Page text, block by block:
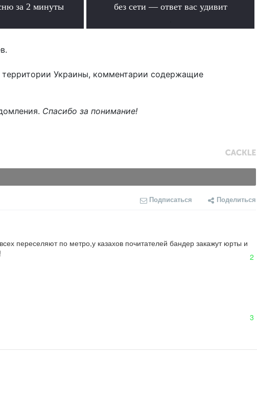
за 2 минуты
без сети — ответ вас удивит
Украины, комментарии содержащие
Спасибо за понимание!
Подписаться Поделиться
переселяют по метро,у казахов почитателей бандер закажут юрты и
2
3